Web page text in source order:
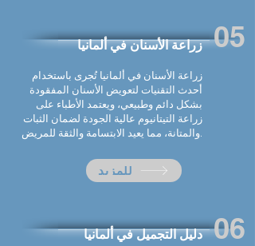
زراعة الأسنان فيألمانيا
زراعة الأسنان في ألمانياتُجرى باستخدام
أحدث التقنيات لتعويض الأسنان المفقودة
بشكل دائم وطبيعي، ويعتمد الأطباء على
زراعة التيتانيوم عالية الجودة لضمان الثبات
والمتانة، مما يعيد الابتسامة والثقة للمريض.
05
للمزيد
دليل التجميل فيألمانيا 06